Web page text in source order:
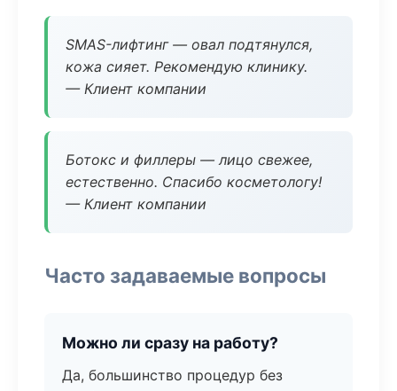
SMAS-лифтинг — овал подтянулся,
кожа сияет. Рекомендую клинику.
— Клиент компании
Ботокс и филлеры — лицо свежее,
естественно. Спасибо косметологу!
— Клиент компании
Часто задаваемые вопросы
Можно ли сразу на работу?
Да, большинство процедур без